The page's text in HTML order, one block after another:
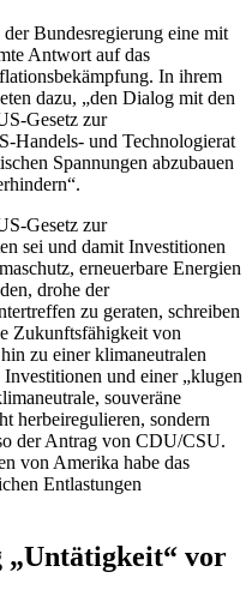
Bundesregierung eine mit
Antwort auf das
In ihrem
dazu, „den Dialog mit den
Gesetz zur
Handels- und Technologierat
Spannungen abzubauen
Gesetz zur
sei und damit Investitionen
erneuerbare Energien
drohe der
zu geraten, schreiben
Zukunftsfähigkeit von
zu einer klimaneutralen
und einer „klugen
souveräne
herbeiregulieren, sondern
der Antrag von CDU/CSU.
von Amerika habe das
Entlastungen
vor